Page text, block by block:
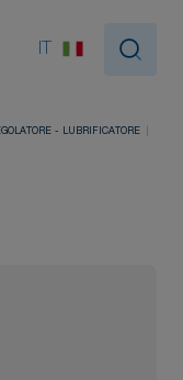
IT
- LUBRIFICATORE